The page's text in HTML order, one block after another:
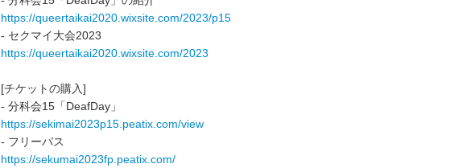
https://queertaikai2020.wixsite.com/2023/p15
- セクマイ大会2023
https://queertaikai2020.wixsite.com/2023
[チケットの購入]
- 分科会15「DeafDay」
https://sekimai2023p15.peatix.com/view
- フリーパス
https://sekumai2023fp.peatix.com/